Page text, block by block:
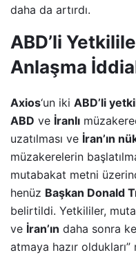
daha da artırdı.
ABD’li
Anlaşma
Axios‘un iki ABD’li
ABD ve İranlı
uzatılması ve İran’ın
müzakerelerin
mutabakat metni
henüz Başkan Donald
belirtildi. Yetkililer,
ve İran’ın daha sonra
atmaya hazır